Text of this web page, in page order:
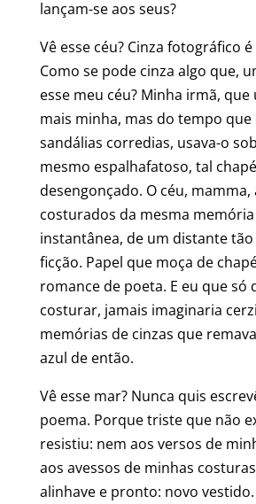
lançam-se aos seus?
Vê esse céu? Cinza fotográfico
Como se pode cinza algo que,
esse meu céu? Minha irmã, que
mais minha, mas do tempo que
sandálias corredias, usava-o
mesmo espalhafatoso, tal
desengonçado. O céu, mamma,
costurados da mesma
instantânea, de um distante
ficção. Papel que moça de
romance de poeta. E eu que só
costurar, jamais imaginaria
memórias de cinzas que
azul de então.
Vê esse mar? Nunca quis
poema. Porque triste que não
resistiu: nem aos versos de
aos avessos de minhas
alinhave e pronto: novo